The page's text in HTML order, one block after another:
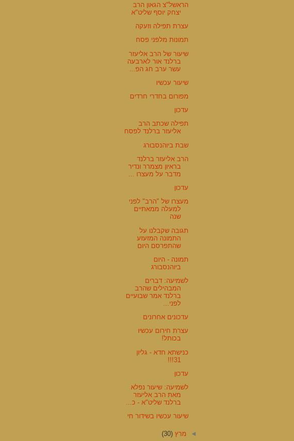
הראשל"צ הגאון הרב
יצחק יוסף שליט"א
עצרת תפילה וזעקה
תמונות מלפני פסח
שיעור של הרב אליעזר
ברלנד אור לארבעה
עשר ערב חג הפ...
שיעור עכשיו
מפורום בחדרי חרדים
עדכון
תפילה שכתב הרב
אליעזר ברלנד לפסח
שבת ביוהנסבורג
הרב אליעזר ברלנד
בראיון מצמרר ונדיר
מדבר על מעצרו ...
עדכון
מעצרו של "הרב" לפני
למעלה ממאתיים
שנה
תגובה שקבלנו על
התמונה המזעזע
שהתפרסם היום
תמונה - היום
ביוהנסבורג
לשמיעה: דברים
המבהילים שהרב
ברלנד אמר שבועיים
לפני...
עדכונים אחרונים
עצרת חירום עכשיו
בכותל!
כנישתא חדא - גליון
31!!!
עדכון
לשמיעה: שיעור נפלא
מאת הרב אליעזר
ברלנד שליט"א - כ...
שיעור עכשיו בשידור חי
◄ מרץ(30)